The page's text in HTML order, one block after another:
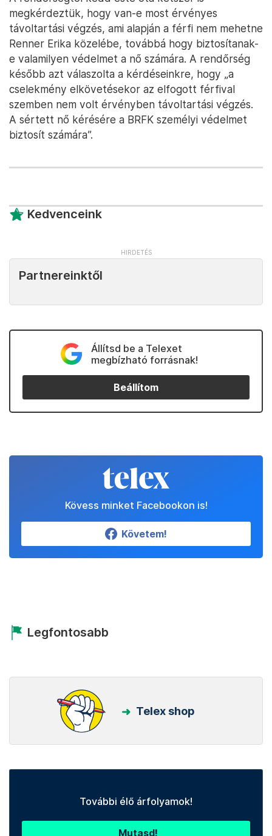
megkérdeztük, hogy van-e most érvényes
távoltartási végzés, ami alapján a férfi nem mehetne
Renner Erika közelébe, továbbá hogy biztosítanak-
e valamilyen védelmet a nő számára. A rendőrség
később azt válaszolta a kérdéseinkre, hogy „a
cselekmény elkövetésekor az elfogott férfival
szemben nem volt érvényben távoltartási végzés.
A sértett nő kérésére a BRFK személyi védelmet
biztosít számára”.
Kedvenceink
Partnereinktől
Állítsd be a Telexet
megbízható forrásnak!
Beállítom
Kövess minket Facebookon is!
Követem!
Legfontosabb
Telex shop
További élő árfolyamok!
Mutasd!